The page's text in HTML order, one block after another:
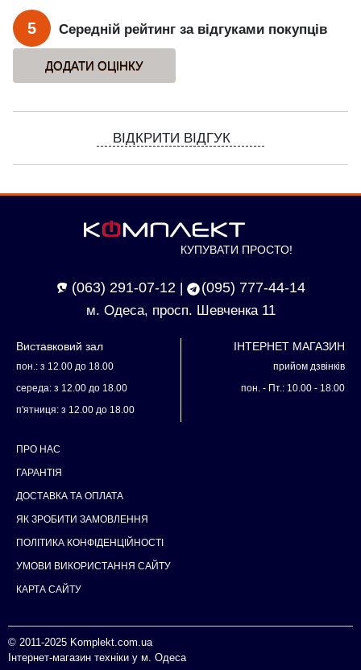
5 Середній рейтинг за відгуками покупців
ВІДКРИТИ ВІДГУК
КУПУВАТИ ПРОСТО!
(063) 291-07-12 (095) 777-44-14
м. Одеса, просп. Шевченка 11
Виставковий зал
пон.: з 12.00 до 18.00
середа: з 12.00 до 18.00
п'ятниця: з 12.00 до 18.00
ІНТЕРНЕТ МАГАЗИН
прийом дзвінків
пон. - Пт.: 10.00 - 18.00
ПРО НАС
ГАРАНТІЯ
ДОСТАВКА ТА ОПЛАТА
ЯК ЗРОБИТИ ЗАМОВЛЕННЯ
ПОЛІТИКА КОНФІДЕНЦІЙНОСТІ
УМОВИ ВИКОРИСТАННЯ САЙТУ
КАРТА САЙТУ
© 2011-2025 Komplekt.com.ua
Інтернет-магазин техніки у м. Одеса